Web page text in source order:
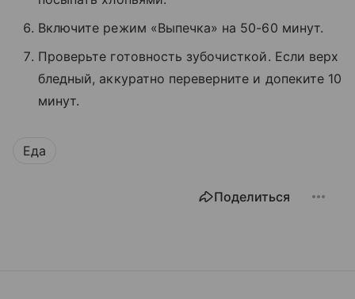
Включите режим «Выпечка» на 50-60 минут.
Проверьте готовность зубочисткой. Если верх
бледный, аккуратно переверните и допеките 10
минут.
Еда
Поделиться